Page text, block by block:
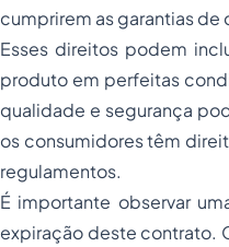
cumprirem as garantias de
Esses direitos podem
produto em perfeitas
qualidade e segurança
os consumidores têm
regulamentos.
É importante observar
expiração deste contrato.